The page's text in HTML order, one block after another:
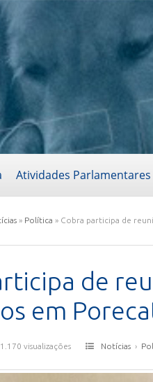
Atividades Parlamentares
» Política » Cobra participa de
de
em
1.170 visualizações Notícias ›